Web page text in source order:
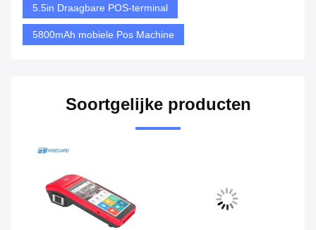
5.5in Draagbare POS-terminal
5800mAh mobiele Pos Machine
Soortgelijke producten